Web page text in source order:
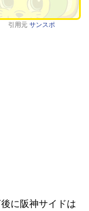
引用元 サンスポ
に阪神サイドは